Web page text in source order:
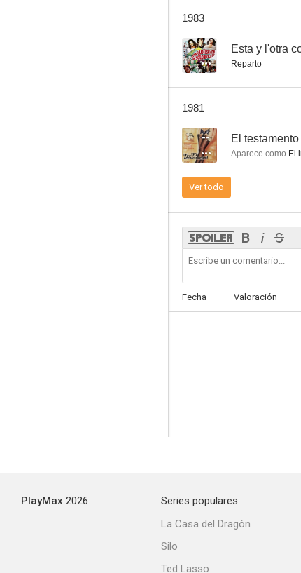
1983
-- Esta y l'otra
Reparto
1981
-- El testamento
Aparece como El
Ver todo
Fecha Valoración
PlayMax 2026
Series populares
La Casa del Dragón
Silo
Ted Lasso